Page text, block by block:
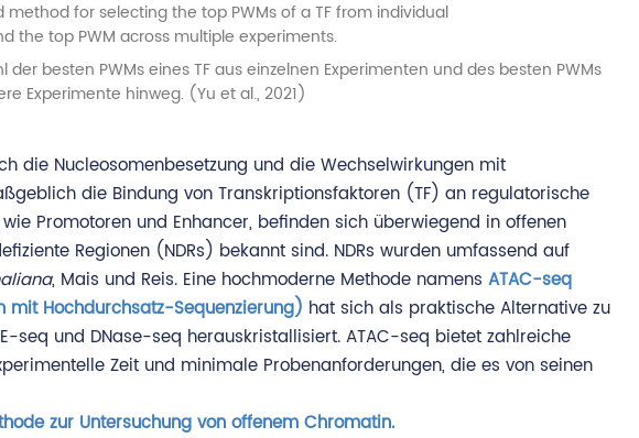
besten PWMs eines TF aus einzelnen Experimenten und des besten PWMs
Experimente hinweg. (Yu et al., 2021)
die Nucleosomenbesetzung und die Wechselwirkungen mit
die Bindung von Transkriptionsfaktoren (TF) an regulatorische
Promotoren und Enhancer, befinden sich überwiegend in offenen
Regionen (NDRs) bekannt sind. NDRs wurden umfassend auf
, Mais und Reis. Eine hochmoderne Methode namens ATAC-seq
Hochdurchsatz-Sequenzierung) hat sich als praktische Alternative zu
seq und DNase-seq herauskristallisiert. ATAC-seq bietet zahlreiche
Zeit und minimale Probenanforderungen, die es von seinen
zur Untersuchung von offenem Chromatin.